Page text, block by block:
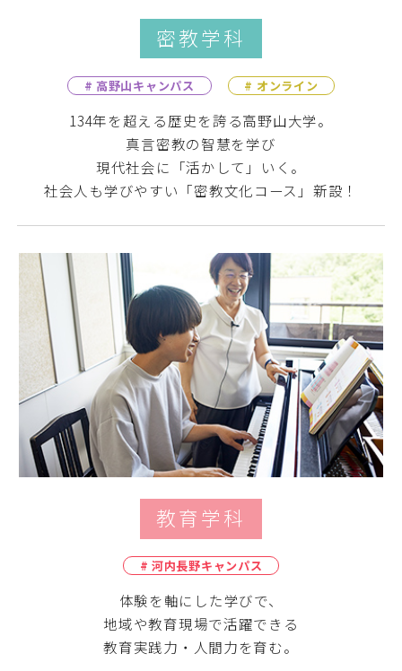
密教学科
# 高野山キャンパス # オンライン
134年を超える歴史を誇る高野山大学。
真言密教の智慧を学び
現代社会に「活かして」いく。
社会人も学びやすい「密教文化コース」新設！
教育学科
# 河内長野キャンパス
体験を軸にした学びで、
地域や教育現場で活躍できる
教育実践力・人間力を育む。